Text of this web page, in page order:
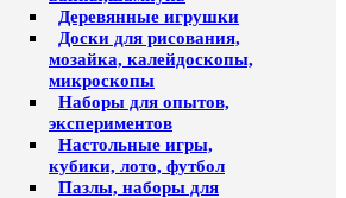
Деревянные игрушки
Доски для рисования,
мозайка, калейдоскопы,
микроскопы
Наборы для опытов,
экспериментов
Настольные игры,
кубики, лото, футбол
Пазлы, наборы для